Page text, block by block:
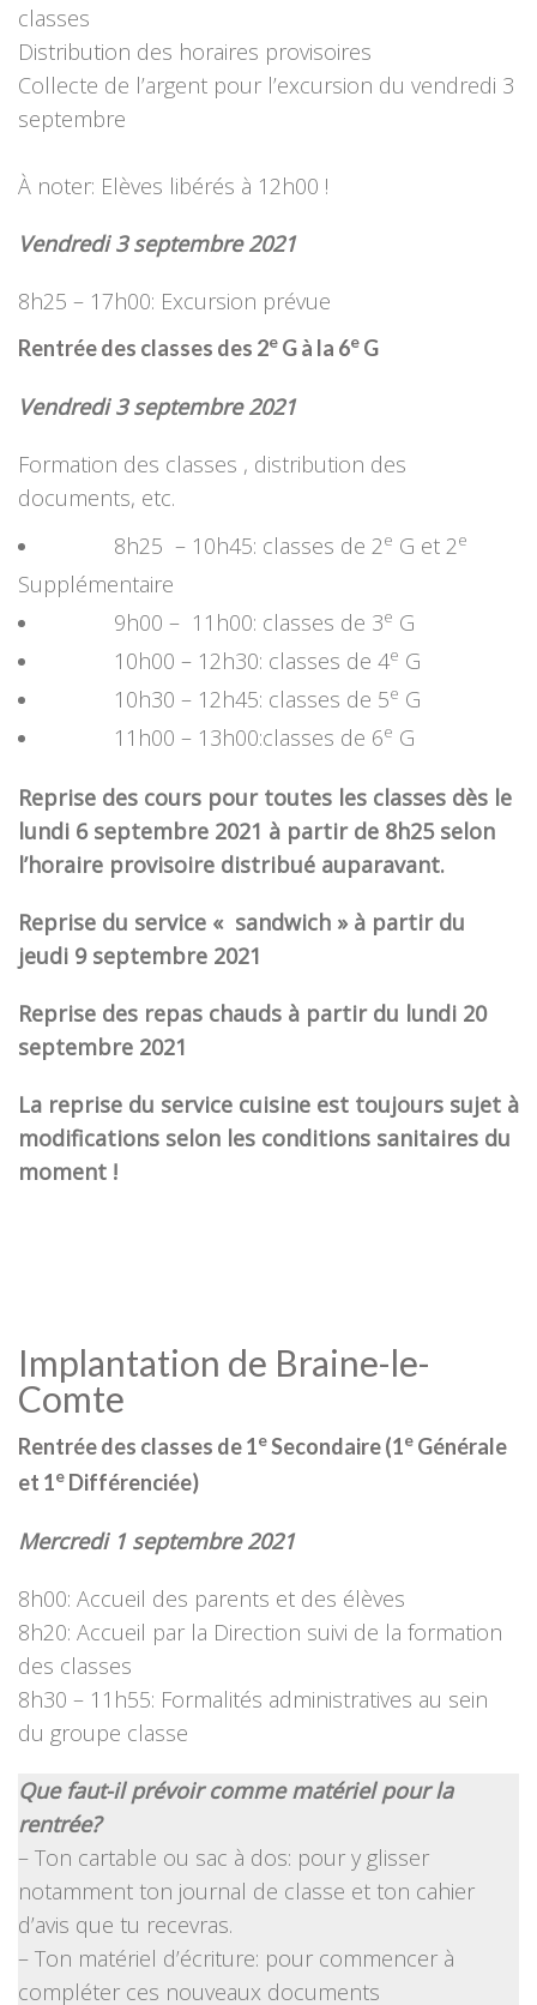
classes
Distribution des horaires provisoires
Collecte de l’argent pour l’excursion du vendredi 3
septembre
À noter: Elèves libérés à 12h00 !
Vendredi 3 septembre 2021
8h25 – 17h00: Excursion prévue
Rentrée des classes des 2e G à la 6e G
Vendredi 3 septembre 2021
Formation des classes , distribution des
documents, etc.
8h25 – 10h45: classes de 2e G et 2e
Supplémentaire
9h00 – 11h00: classes de 3e G
10h00 – 12h30: classes de 4e G
10h30 – 12h45: classes de 5e G
11h00 – 13h00:classes de 6e G
Reprise des cours pour toutes les classes dès le
lundi 6 septembre 2021 à partir de 8h25 selon
l’horaire provisoire distribué auparavant.
Reprise du service « sandwich » à partir du
jeudi 9 septembre 2021
Reprise des repas chauds à partir du lundi 20
septembre 2021
La reprise du service cuisine est toujours sujet à
modifications selon les conditions sanitaires du
moment !
Implantation de Braine-le-
Comte
Rentrée des classes de 1eSecondaire (1e Générale
et 1e Différenciée)
Mercredi 1 septembre 2021
8h00: Accueil des parents et des élèves
8h20: Accueil par la Direction suivi de la formation
des classes
8h30 – 11h55: Formalités administratives au sein
du groupe classe
Que faut-il prévoir comme matériel pour la
rentrée?
– Ton cartable ou sac à dos: pour y glisser
notamment ton journal de classe et ton cahier
d’avis que tu recevras.
– Ton matériel d’écriture: pour commencer à
compléter ces nouveaux documents